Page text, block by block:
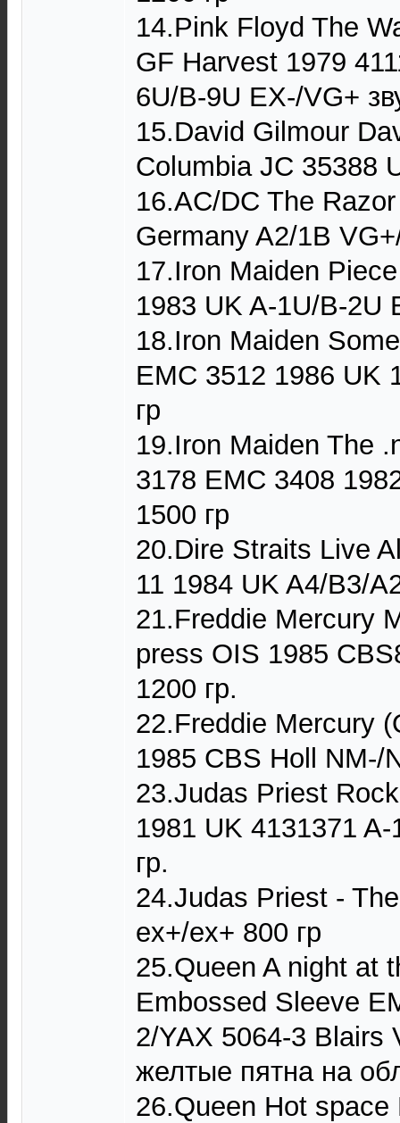
14.Pink Floyd The
GF Harvest 1979
6U/B-9U EX-/VG+
15.David Gilmour
Columbia JC 35388
16.AC/DC The
Germany A2/1B
17.Iron Maiden
1983 UK A-1U/B-2U
18.Iron Maiden
EMC 3512 1986 UK
гр
19.Iron Maiden The
3178 EMC 3408
1500 гр
20.Dire Straits Live
11 1984 UK A4/B3/
21.Freddie Mercury
press OIS 1985
1200 гр.
22.Freddie Mercury
1985 CBS Holl NM-/
23.Judas Priest
1981 UK 4131371
гр.
24.Judas Priest -
ex+/ex+ 800 гр
25.Queen A night at
Embossed Sleeve
2/YAX 5064-3 Blairs
желтые пятна на
26.Queen Hot